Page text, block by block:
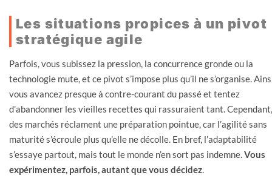
Les situations propices à un pivot
stratégique agile
Parfois, vous subissez la pression, la concurrence gronde ou la
technologie mute, et ce pivot s’impose plus qu’il ne s’organise.
vous avancez presque à contre-courant du passé et tentez
d’abandonner les vieilles recettes qui rassuraient tant. Cependant,
des marchés réclament une préparation pointue, car l’agilité sans
maturité s’écroule plus qu’elle ne décolle. En bref, l’adaptabilité
s’essaye partout, mais tout le monde n’en sort pas indemne.Vous
expérimentez, parfois, autant que vous décidez.